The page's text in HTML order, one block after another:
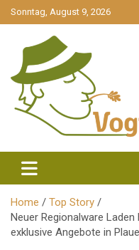
gehe
zum
Sonntag, August 9, 2026
Home
Top Story
Neuer Regionalware
exklusive Angebote in